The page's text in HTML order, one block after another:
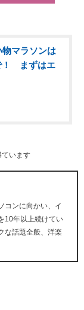
物マラソンは
！ まずはエ
います
コンに向かい、イ
10年以上続けてい
な話題全般、洋楽